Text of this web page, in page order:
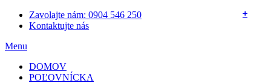
Zavolajte nám: 0904 546 250
Kontaktujte nás
Menu
DOMOV
POĽOVNÍCKA
+
+
+
+
+